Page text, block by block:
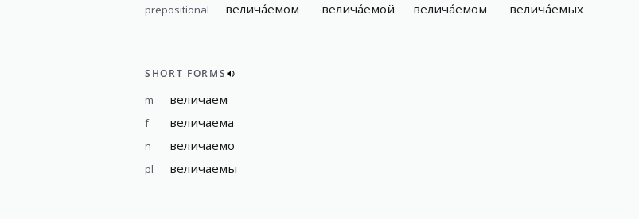
prepositional велича́емом велича́емой велича́емом велича́емых
SHORT FORMS
m величаем
f величаема
n величаемо
pl величаемы